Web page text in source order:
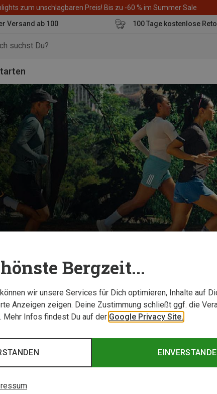
zum unschlagbaren Preis! Bis zu -60 % im Summer Sale
Versand ab 100
100 Tage kostenlose
Bergzeit...
wir unsere Services für Dich optimieren, Inhalte auf
Anzeigen zeigen. Deine Zustimmung schließt ggf. die
Mehr Infos findest Du auf der Google Privacy Site.